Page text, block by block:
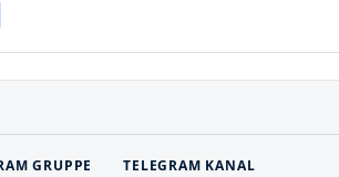
GRUPPE TELEGRAM KANAL